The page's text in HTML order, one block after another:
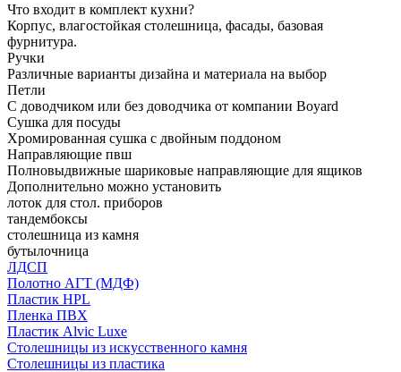
Что входит в комплект кухни?
Корпус, влагостойкая столешница, фасады, базовая
фурнитура.
Ручки
Различные варианты дизайна и материала на выбор
Петли
С доводчиком или без доводчика от компании Boyard
Сушка для посуды
Хромированная сушка с двойным поддоном
Направляющие пвш
Полновыдвижные шариковые направляющие для ящиков
Дополнительно можно установить
лоток для стол. приборов
тандембоксы
столешница из камня
бутылочница
ЛДСП
Полотно АГТ (МДФ)
Пластик HPL
Пленка ПВХ
Пластик Alvic Luxe
Столешницы из искусственного камня
Столешницы из пластика